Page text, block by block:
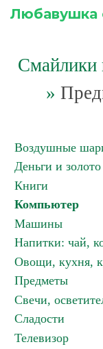
Любавушка
Смайлики
»
Воздушные
Деньги и золото
Книги
Компьютер
Машины
Напитки: чай,
Овощи, кухня,
Предметы
Свечи,
Сладости
Телевизор